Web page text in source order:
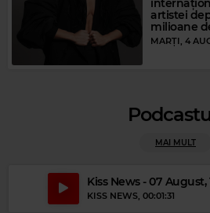
Magic Gold
artistei
milioane
MARȚI, 4
MAI MULT
Kiss News - 07 August,
KISS NEWS, 00:01:31